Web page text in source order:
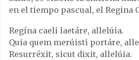
en el tiempo pascual, el Regina
Regína caeli laetáre, allelúia.
Quia quem merúisti portáre,
Resurréxit, sicut dixit, allelúia.